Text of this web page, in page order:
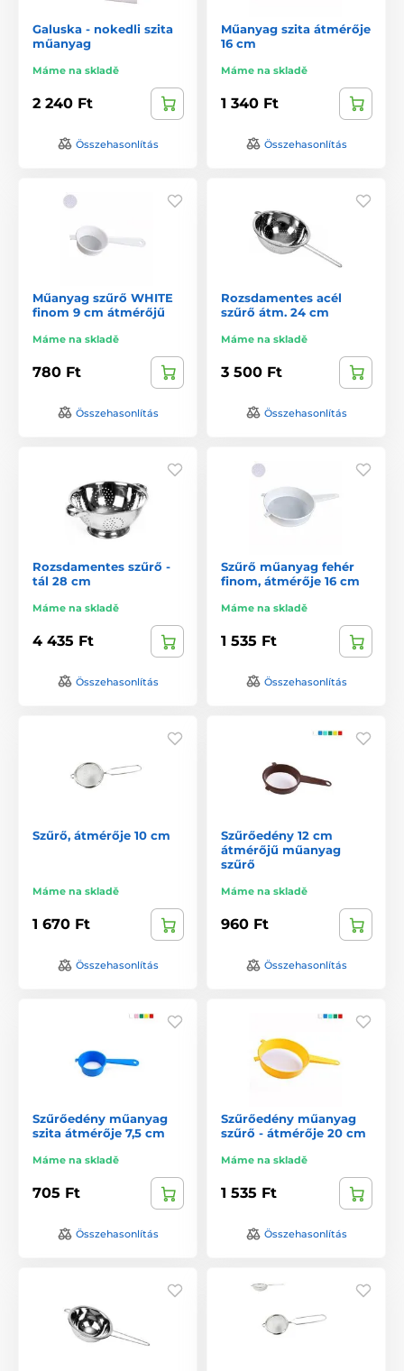
Galuska - nokedli szita
műanyag
Máme na skladě
2 240 Ft
Összehasonlítás
Műanyag szita átmérője
16 cm
Máme na skladě
1 340 Ft
Összehasonlítás
Műanyag szűrő WHITE
finom 9 cm átmérőjű
Máme na skladě
780 Ft
Összehasonlítás
Rozsdamentes acél
szűrő átm. 24 cm
Máme na skladě
3 500 Ft
Összehasonlítás
Rozsdamentes szűrő -
tál 28 cm
Máme na skladě
4 435 Ft
Összehasonlítás
Szűrő műanyag fehér
finom, átmérője 16 cm
Máme na skladě
1 535 Ft
Összehasonlítás
Szűrő, átmérője 10 cm
Máme na skladě
1 670 Ft
Összehasonlítás
Szűrőedény 12 cm
átmérőjű műanyag
szűrő
Máme na skladě
960 Ft
Összehasonlítás
Szűrőedény műanyag
szita átmérője 7,5 cm
Máme na skladě
705 Ft
Összehasonlítás
Szűrőedény műanyag
szűrő - átmérője 20 cm
Máme na skladě
1 535 Ft
Összehasonlítás